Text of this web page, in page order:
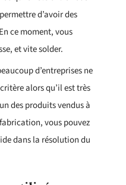
d’avoir des
ce moment, vous
et vite solder.
d’entreprises ne
alors qu’il est très
des produits vendus à
vous pouvez
dans la résolution du